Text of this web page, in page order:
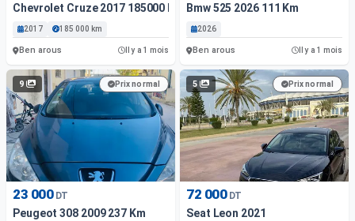
Chevrolet Cruze 2017 185000 Km
2017 185 000 km
Ben arous Il y a 1 mois
Bmw 525 2026 111 Km
2026
Ben arous Il y a 1 mois
9 Prix normal
23 000 DT
Peugeot 308 2009 237 Km
5 Prix normal
72 000 DT
Seat Leon 2021